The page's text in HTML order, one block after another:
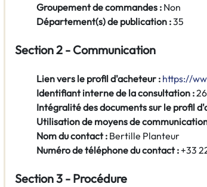
Groupement de commandes : Non
Département(s) de publication :35
Section 2 - Communication
Lien vers le profil d'acheteur : https://
Identifiant interne de la consultation :
Intégralité des documents sur le profil
Utilisation de moyens de
Nom du contact : Bertille Planteur
Numéro de téléphone du contact : +33
Section 3 - Procédure